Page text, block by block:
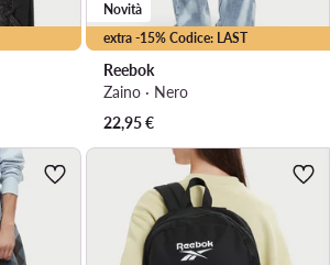
extra -15% Codice: LAST
Novità
Reebok
Zaino · Nero
22,95€